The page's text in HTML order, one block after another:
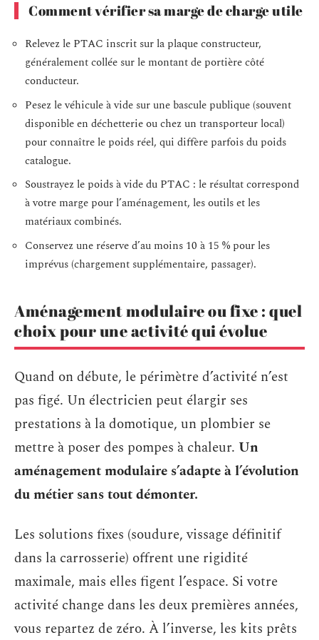
Comment vérifier sa marge de charge utile
Relevez le PTAC inscrit sur la plaque constructeur,
généralement collée sur le montant de portière côté
conducteur.
Pesez le véhicule à vide sur une bascule publique (souvent
disponible en déchetterie ou chez un transporteur local)
pour connaître le poids réel, qui diffère parfois du poids
catalogue.
Soustrayez le poids à vide du PTAC : le résultat correspond
à votre marge pour l’aménagement, les outils et les
matériaux combinés.
Conservez une réserve d’au moins 10 à 15 % pour les
imprévus (chargement supplémentaire, passager).
Aménagement modulaire ou fixe : quel
choix pour une activité qui évolue
Quand on débute, le périmètre d’activité n’est
pas figé. Un électricien peut élargir ses
prestations à la domotique, un plombier se
mettre à poser des pompes à chaleur. Un
aménagement modulaire s’adapte à l’évolution
du métier sans tout démonter.
Les solutions fixes (soudure, vissage définitif
dans la carrosserie) offrent une rigidité
maximale, mais elles figent l’espace. Si votre
activité change dans les deux premières années,
vous repartez de zéro. À l’inverse, les kits prêts